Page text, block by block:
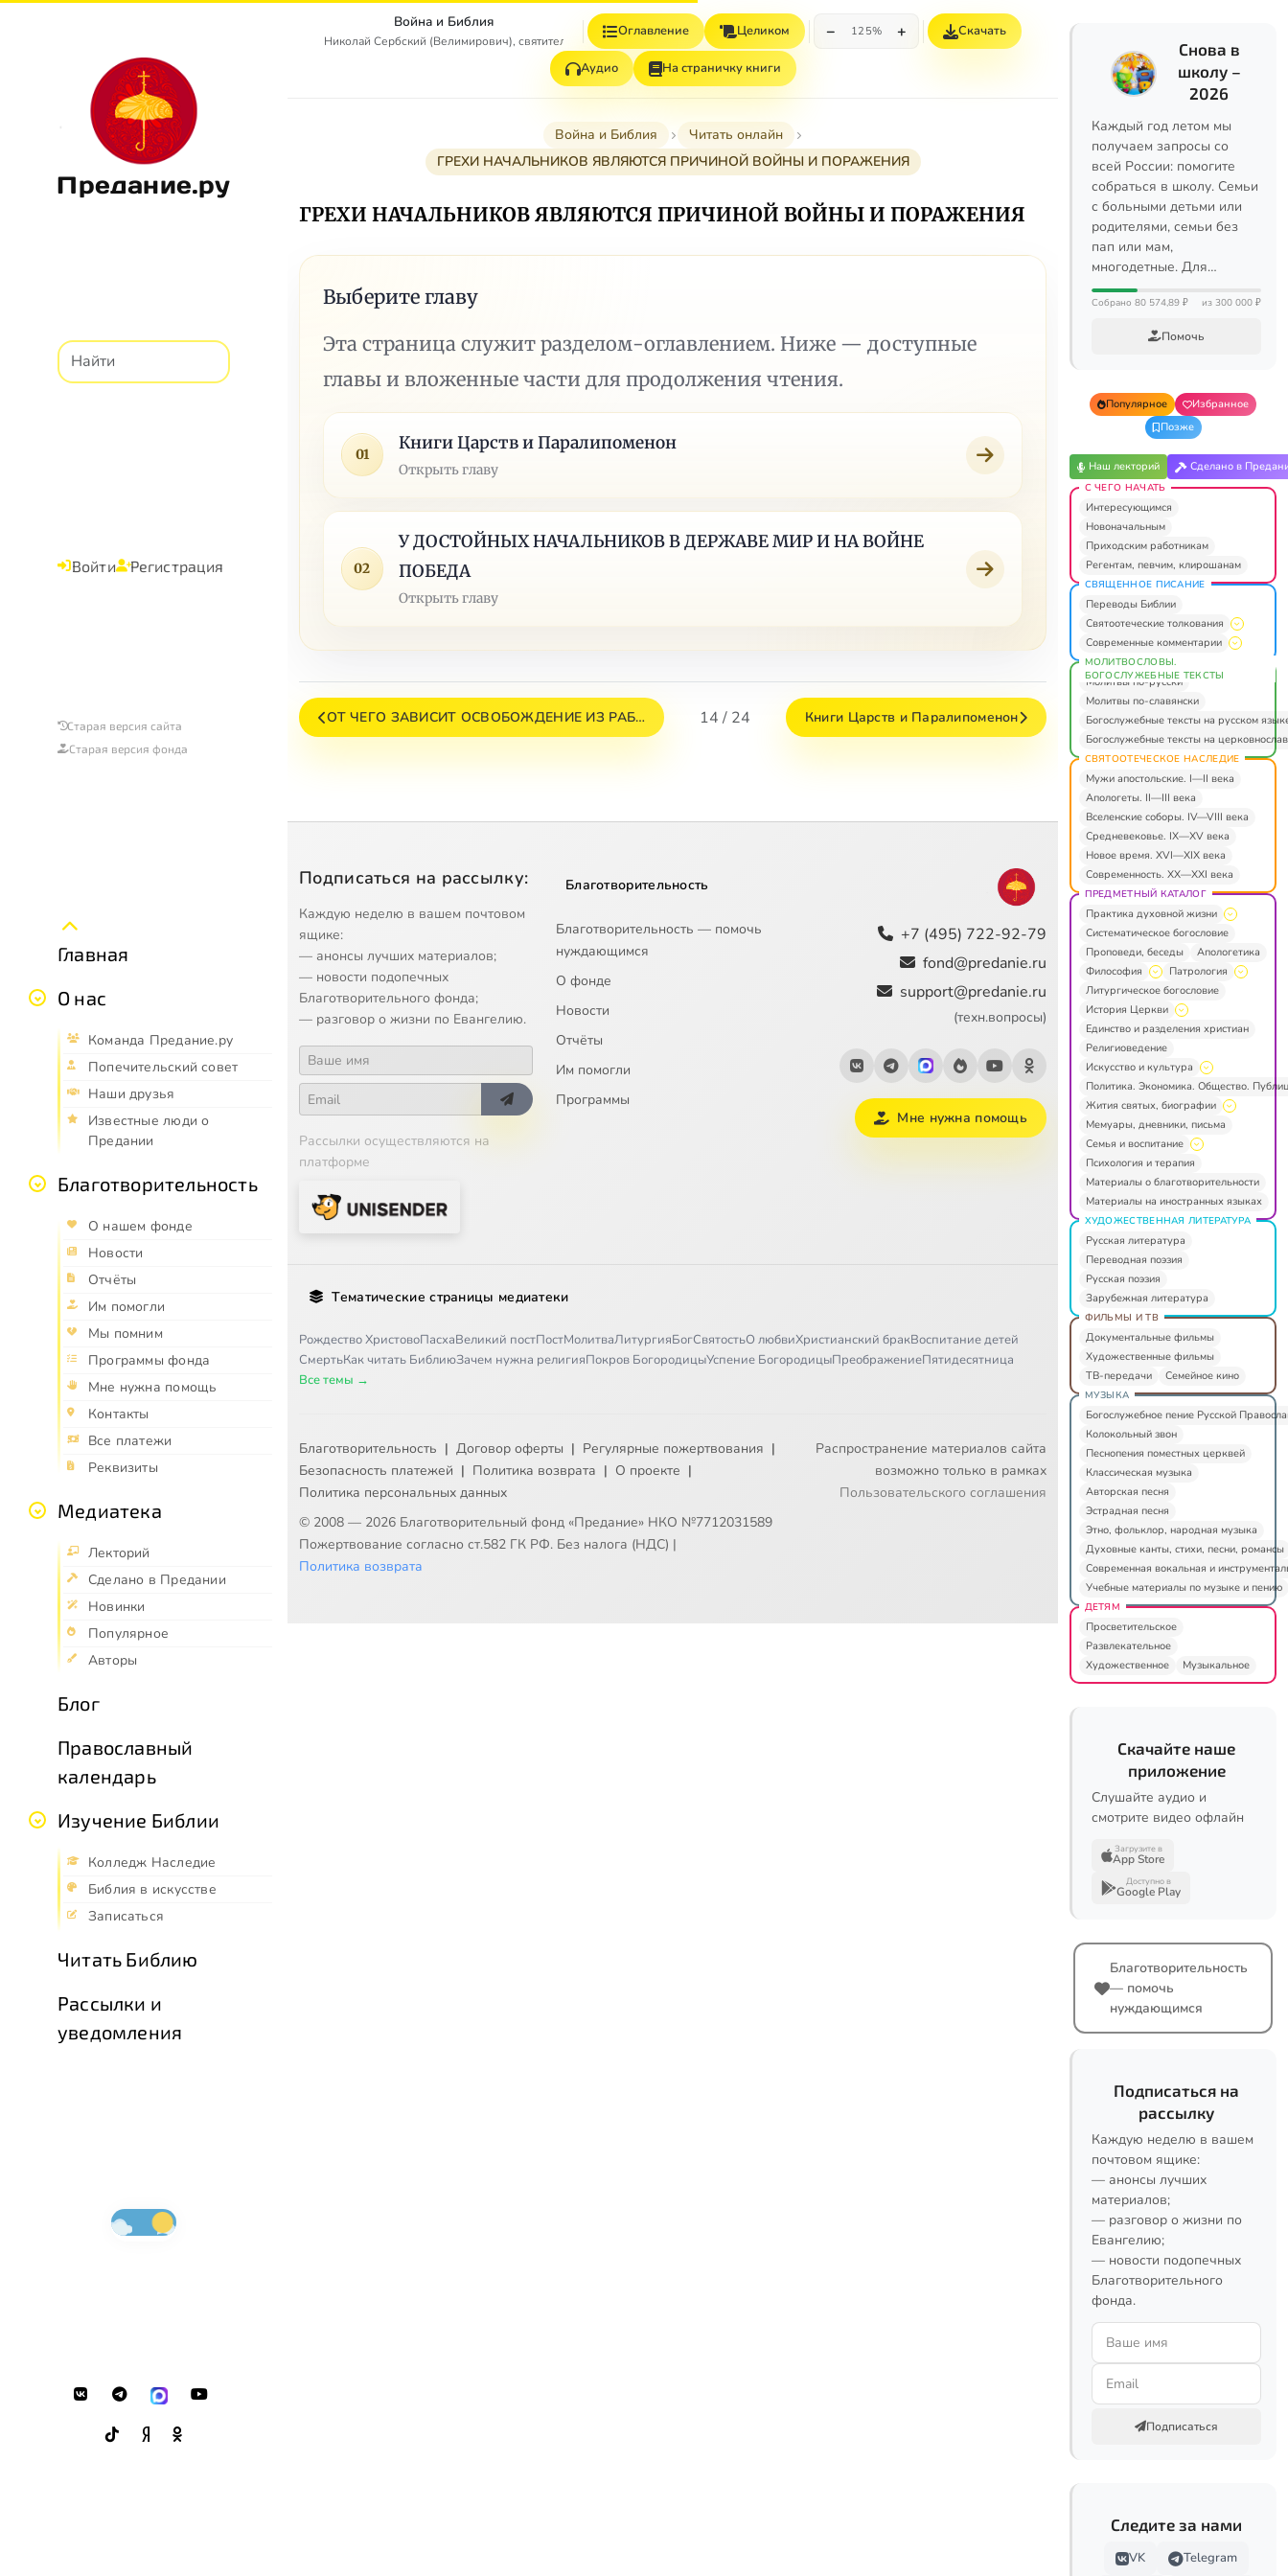
Предание.ру
Войти Регистрация
Старая версия сайта
Старая версия фонда
Главная
О нас
Команда Предание.ру
Попечительский совет
Наши друзья
Известные люди о
Предании
Благотворительность
О нашем фонде
Новости
Отчёты
Им помогли
Мы помним
Программы фонда
Мне нужна помощь
Контакты
Все платежи
Реквизиты
Медиатека
Лекторий
Сделано в Предании
Новинки
Популярное
Авторы
Блог
Православный
календарь
Изучение Библии
Колледж Наследие
Библия в искусстве
Записаться
Читать Библию
Рассылки и
уведомления
Война и Библия
Николай Сербский (Велимирович), святитель
Оглавление Целиком − 125% + Скачать
Аудио На страничку книги
Война и Библия
Читать онлайн
ГРЕХИ НАЧАЛЬНИКОВ ЯВЛЯЮТСЯ ПРИЧИНОЙ ВОЙНЫ И ПОРАЖЕНИЯ
ГРЕХИ НАЧАЛЬНИКОВ ЯВЛЯЮТСЯ ПРИЧИНОЙ ВОЙНЫ И ПОРАЖЕНИЯ
Выберите главу
Эта страница служит разделом-оглавлением. Ниже — доступные
главы и вложенные части для продолжения чтения.
01
Книги Царств и Паралипоменон
Открыть главу
02
У ДОСТОЙНЫХ НАЧАЛЬНИКОВ В ДЕРЖАВЕ МИР И НА ВОЙНЕ
ПОБЕДА
Открыть главу
ОТ ЧЕГО ЗАВИСИТ ОСВОБОЖДЕНИЕ ИЗ РАБ… 14 / 24 Книги Царств и Паралипоменон
Подписаться на рассылку:
Каждую неделю в вашем почтовом
ящике:
— анонсы лучших материалов;
— новости подопечных
Благотворительного фонда;
— разговор о жизни по Евангелию.
Рассылки осуществляются на
платформе
Благотворительность
Благотворительность — помочь
нуждающимся
О фонде
Новости
Отчёты
Им помогли
Программы
+7 (495) 722-92-79
fond@predanie.ru
support@predanie.ru
(техн.вопросы)
Мне нужна помощь
Тематические страницы медиатеки
Рождество ХристовоПасхаВеликий постПостМолитваЛитургияБогСвятостьО любвиХристианский бракВоспитание детей
СмертьКак читать БиблиюЗачем нужна религияПокров БогородицыУспение БогородицыПреображениеПятидесятница
Все темы →
Благотворительность | Договор оферты | Регулярные пожертвования |
Безопасность платежей | Политика возврата | О проекте |
Политика персональных данных
© 2008 — 2026 Благотворительный фонд «Предание» НКО №7712031589
Пожертвование согласно ст.582 ГК РФ. Без налога (НДС) |
Политика возврата
Распространение материалов сайта
возможно только в рамках
Пользовательского соглашения
Снова в
школу –
2026
Каждый год летом мы
получаем запросы со
всей России: помогите
собраться в школу. Семьи
с больными детьми или
родителями, семьи без
пап или мам,
многодетные. Для…
Собрано 80 574,89 ₽ из 300 000 ₽
Помочь
Популярное
Избранное
Позже
Наш лекторий Сделано в
С ЧЕГО НАЧАТЬ
Интересующимся
Новоначальным
Приходским работникам
Регентам, певчим, клирошанам
СВЯЩЕННОЕ ПИСАНИЕ
Переводы Библии
Святоотеческие толкования
Современные комментарии
МОЛИТВОСЛОВЫ.
БОГОСЛУЖЕБНЫЕ ТЕКСТЫ
Молитвы по-русски
Молитвы по-славянски
Богослужебные тексты на русском
Богослужебные тексты на
СВЯТООТЕЧЕСКОЕ НАСЛЕДИЕ
Мужи апостольские. I—II века
Апологеты. II—III века
Вселенские соборы. IV—VIII века
Средневековье. IX—XV века
Новое время. XVI—XIX века
Современность. XX—XXI века
ПРЕДМЕТНЫЙ КАТАЛОГ
Практика духовной жизни
Систематическое богословие
Проповеди, беседы
Апологетика
Философия
Патрология
Литургическое богословие
История Церкви
Единство и разделения христиан
Религиоведение
Искусство и культура
Политика. Экономика. Общество.
Жития святых, биографии
Мемуары, дневники, письма
Семья и воспитание
Психология и терапия
Материалы о благотворительности
Материалы на иностранных языках
ХУДОЖЕСТВЕННАЯ ЛИТЕРАТУРА
Русская литература
Переводная поэзия
Русская поэзия
Зарубежная литература
ФИЛЬМЫ И ТВ
Документальные фильмы
Художественные фильмы
ТВ-передачи
Семейное кино
МУЗЫКА
Богослужебное пение Русской
Колокольный звон
Песнопения поместных церквей
Классическая музыка
Авторская песня
Эстрадная песня
Этно, фольклор, народная музыка
Духовные канты, стихи, песни, романсы
Современная вокальная и
Учебные материалы по музыке и пению
ДЕТЯМ
Просветительское
Развлекательное
Художественное
Музыкальное
Скачайте наше
приложение
Слушайте аудио и
смотрите видео офлайн
Загрузите в
App Store
Доступно в
Google Play
Благотворительность
— помочь
нуждающимся
Подписаться на
рассылку
Каждую неделю в вашем
почтовом ящике:
— анонсы лучших
материалов;
— разговор о жизни по
Евангелию;
— новости подопечных
Благотворительного
фонда.
Подписаться
Следите за нами
VK Telegram